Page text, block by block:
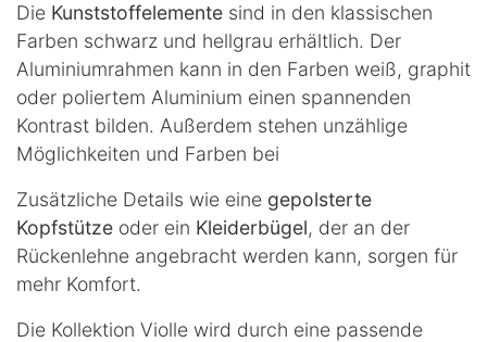
Die Kunststoffelemente sind in den klassischen
Farben schwarz und hellgrau erhältlich. Der
Aluminiumrahmen kann in den Farben weiß, graphit
oder poliertem Aluminium einen spannenden
Kontrast bilden. Außerdem stehen unzählige
Möglichkeiten und Farben bei
Zusätzliche Details wie eine gepolsterte
Kopfstütze oder ein Kleiderbügel, der an der
Rückenlehne angebracht werden kann, sorgen für
mehr Komfort.
Die Kollektion Violle wird durch eine passende